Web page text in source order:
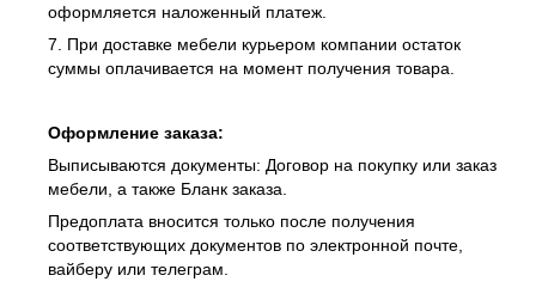
оформляется наложенный платеж.
7. При доставке мебели курьером компании остаток
суммы оплачивается на момент получения товара.
Оформление заказа:
Выписываются документы: Договор на покупку или заказ
мебели, а также Бланк заказа.
Предоплата вносится только после получения
соответствующих документов по электронной почте,
вайберу или телеграм.